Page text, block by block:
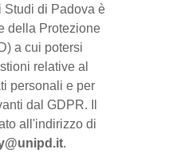
Studi di Padova è
della Protezione
a cui potersi
relative al
personali e per
dal GDPR. Il
all'indirizzo di
.